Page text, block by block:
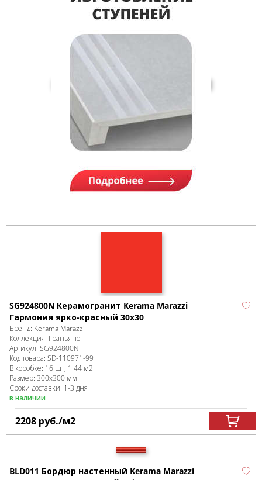
SG924800N Керамогранит Kerama Marazzi
Гармония ярко-красный 30х30
Бренд: Kerama Marazzi
Коллекция: Граньяно
Артикул: SG924800N
Код товара: SD-110971-99
В коробке: 16 шт, 1.44 м2
Размер: 300x300 мм
Сроки доставки: 1-3 дня
в наличии
2208 руб./м2
BLD011 Бордюр настенный Kerama Marazzi